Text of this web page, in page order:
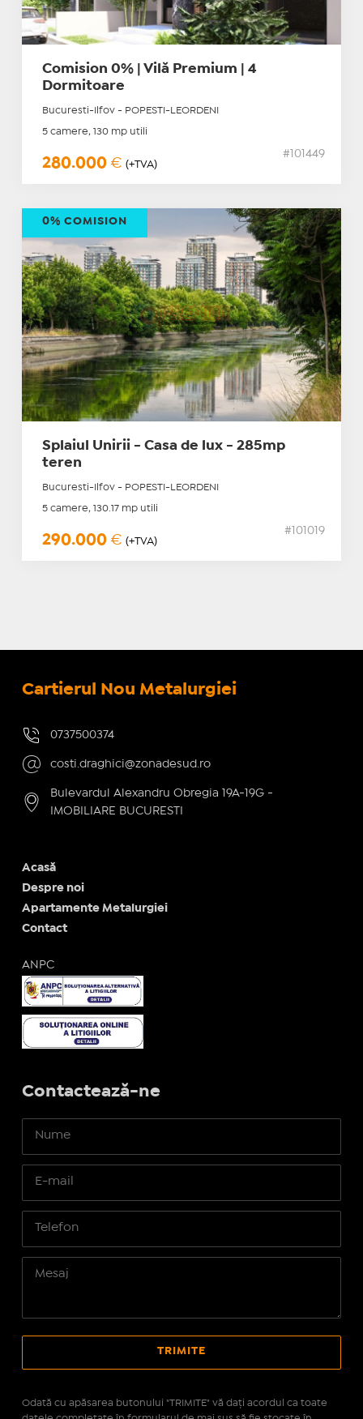
Comision 0% | Vilă Premium | 4
Dormitoare
Bucuresti-Ilfov - POPESTI-LEORDENI
5 camere, 130 mp utili
280.000 € (+TVA)
#101449
Splaiul Unirii - Casa de lux - 285mp
teren
Bucuresti-Ilfov - POPESTI-LEORDENI
5 camere, 130.17 mp utili
290.000 € (+TVA)
#101019
0% COMISION
Cartierul Nou Metalurgiei
0737500374
costi.draghici@zonadesud.ro
Bulevardul Alexandru Obregia 19A-19G -
IMOBILIARE BUCURESTI
Acasă
Despre noi
Apartamente Metalurgiei
Contact
ANPC
Contactează-ne
Odată cu apăsarea butonului "TRIMITE" vă daţi acordul ca toate